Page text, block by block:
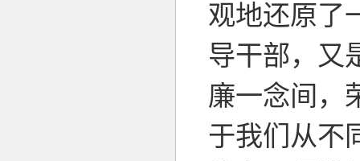
观地还原了
导干部，又
廉一念间，
于我们从不